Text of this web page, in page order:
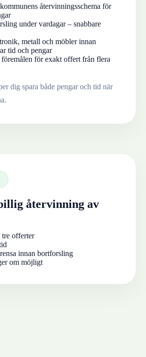
återvinningsschema för
under vardagar – snabbare
metall och möbler innan
tid och pengar
för exakt offert från flera
dig spara både pengar och tid när
återvinning av
tre offerter
innan bortforsling
om möjligt